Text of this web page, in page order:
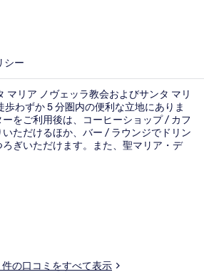
シー
マリア ノヴェッラ教会およびサンタ マリ
わずか 5 分圏内の便利な立地にありま
をご利用後は、コーヒーショップ / カフ
ただけるほか、バー / ラウンジでドリン
ぎいただけます。また、聖マリア・デ
ッフを評価しています。この宿泊施設か
関を利用できます。ウニタトラム停留所
の口コミをすべて表示